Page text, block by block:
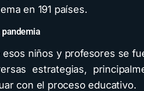
en 191 países.
pandemia
esos niños y profesores se
estrategias,
con el proceso educativo.